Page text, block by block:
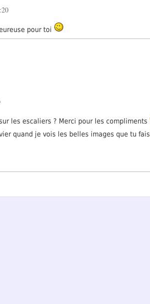
pour toi
les escaliers ? Merci pour les compliments
quand je vois les belles images que tu fais